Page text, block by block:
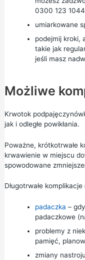
0300 123 1044
umiarkowane
podejmij kroki,
takie jak
jeśli masz
Możliwe
Krwotok
jak i odległe powikłania.
Poważne, krótkotrwałe
krwawienie w miejscu
spowodowane
Długotrwałe
padaczka –
padaczkowe
problemy z
pamięć,
zmiany